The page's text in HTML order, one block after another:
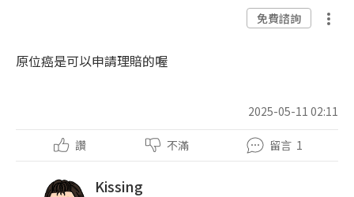
免費諮詢
原位癌是可以申請理賠的喔
2025-05-11 02:11
讚 不滿 留言 1
Kissing